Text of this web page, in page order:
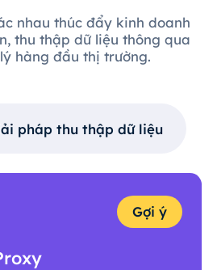
nhau thúc đẩy kinh doanh
thu thập dữ liệu thông qua
hàng đầu thị trường.
pháp thu thập dữ liệu
Gợi ý